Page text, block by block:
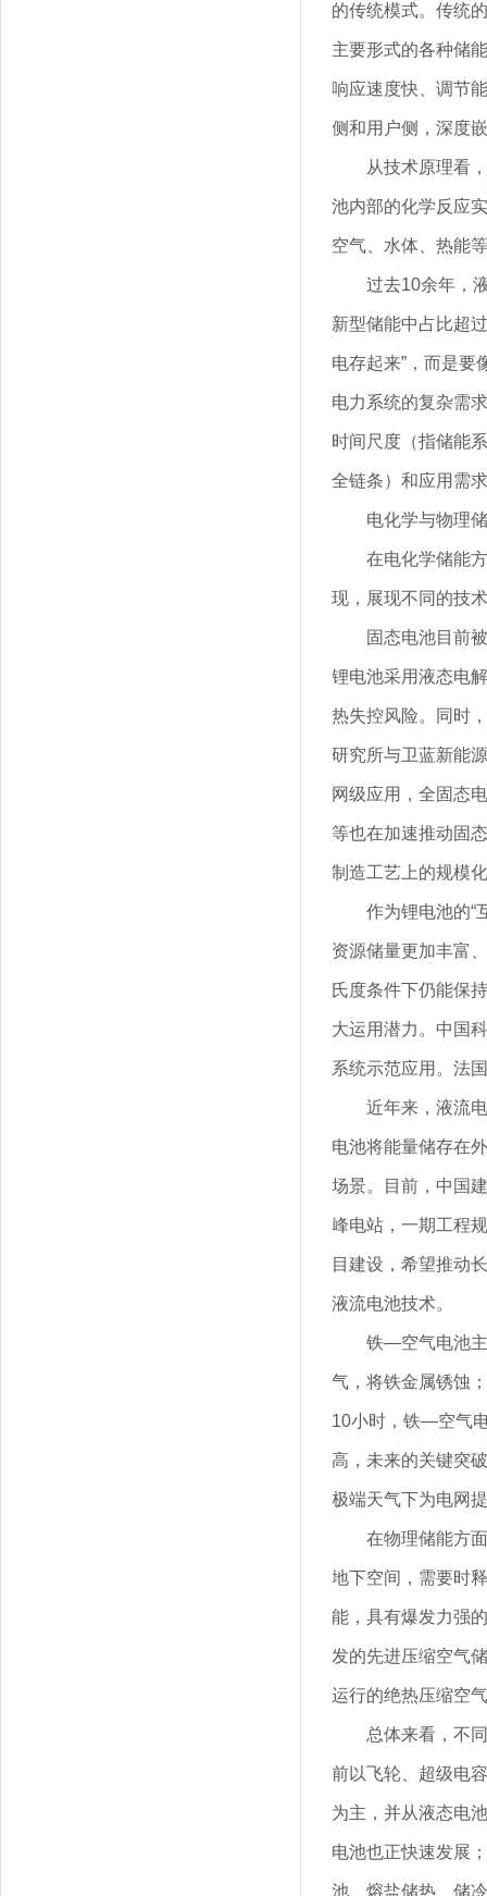
的传统模式。传统
主要形式的各种储
响应速度快、调节
侧和用户侧，深度
从技术原理看
池内部的化学反应
空气、水体、热能
过去10余年，
新型储能中占比超
电存起来”，而是要
电力系统的复杂需
时间尺度（指储能
全链条）和应用需
电化学与物理
在电化学储能
现，展现不同的技
固态电池目前
锂电池采用液态电
热失控风险。同时
研究所与卫蓝新能
网级应用，全固态
等也在加速推动固
制造工艺上的规模
作为锂电池的“
资源储量更加丰富
氏度条件下仍能保
大运用潜力。中国
系统示范应用。法
近年来，液流
电池将能量储存在
场景。目前，中国
峰电站，一期工程
目建设，希望推动
液流电池技术。
铁—空气电池
气，将铁金属锈蚀
10小时，铁—空气
高，未来的关键突
极端天气下为电网
在物理储能方
地下空间，需要时
能，具有爆发力强
发的先进压缩空气
运行的绝热压缩空
总体来看，不
前以飞轮、超级电
为主，并从液态电
电池也正快速发展
池、熔盐储热、储